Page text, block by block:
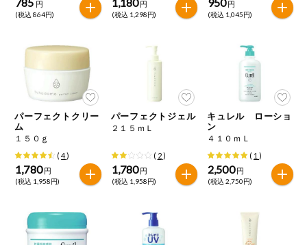
食品から探す
家庭用品から探す
目的から探す
生協独自
自動注文システム登録
自動注文システム登録を確認する
詰・瓶詰
調味料・だ
し・油・ルー
おやつ
飲料
酒・ノンアル
コール
小麦
落花生 かに くるみ
特定原材料に準ずるもの
アーモンド あわび いか
カシューナッツ
キウイフルーツ 牛肉
円
(税込 864円)
円
(税込 1,298円)
円
(税込 1,045円)
パーフェクトクリー
ム
１５０ｇ
(4)
1,780 円
(税込 1,958円)
パーフェクトジェル
２１５ｍＬ
( 2)
1,780 円
(税込 1,958円)
キュレル ローショ
ン
４１０ｍＬ
( 1 )
2,500 円
(税込 2,750円)